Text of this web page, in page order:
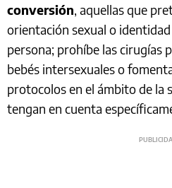
conversión, aquellas que
orientación sexual o
persona; prohíbe las cirugías
bebés intersexuales o
protocolos en el ámbito de la
tengan en cuenta